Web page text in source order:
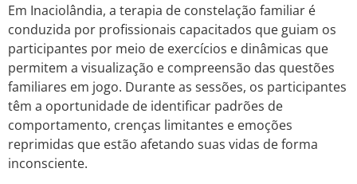
Em Inaciolândia, a terapia de constelação familiar é
conduzida por profissionais capacitados que guiam os
participantes por meio de exercícios e dinâmicas que
permitem a visualização e compreensão das questões
familiares em jogo. Durante as sessões, os participantes
têm a oportunidade de identificar padrões de
comportamento, crenças limitantes e emoções
reprimidas que estão afetando suas vidas de forma
inconsciente.